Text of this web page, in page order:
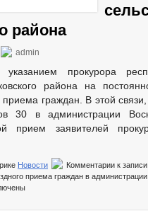
района
admin
прокурора
района на
граждан. В этой
30 в администрации
прием заявителей
Новости Комментарии к
приема граждан в